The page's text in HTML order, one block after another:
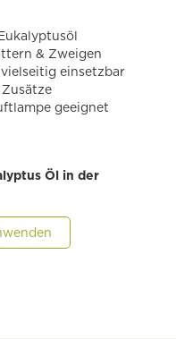
& Zweigen
einsetzbar
geeignet
Öl in der